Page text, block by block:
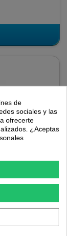
36344A
sustituir una
37137 36344.
de
sociales y las
ofrecerte
¿Aceptas